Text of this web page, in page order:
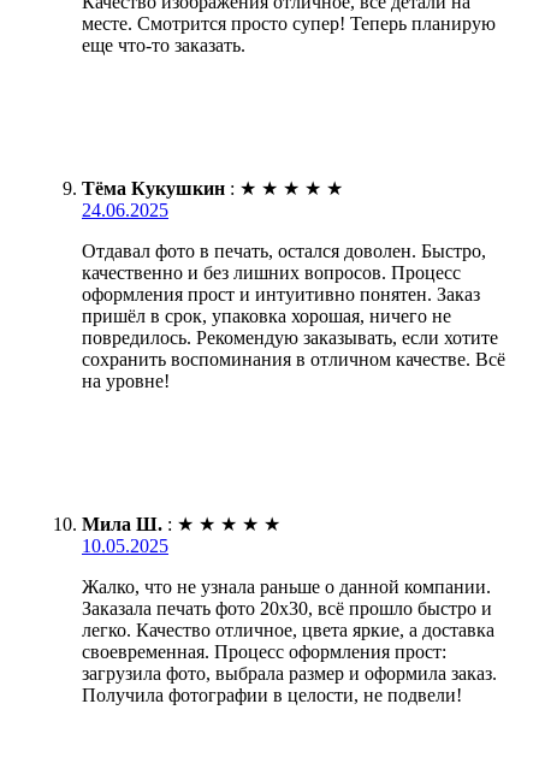
месте. Смотрится просто супер! Теперь планирую
еще что-то заказать.
Тёма Кукушкин : ★ ★ ★ ★ ★
24.06.2025
Отдавал фото в печать, остался доволен. Быстро,
качественно и без лишних вопросов. Процесс
оформления прост и интуитивно понятен. Заказ
пришёл в срок, упаковка хорошая, ничего не
повредилось. Рекомендую заказывать, если хотите
сохранить воспоминания в отличном качестве. Всё
на уровне!
Мила Ш. : ★ ★ ★ ★ ★
10.05.2025
Жалко, что не узнала раньше о данной компании.
Заказала печать фото 20х30, всё прошло быстро и
легко. Качество отличное, цвета яркие, а доставка
своевременная. Процесс оформления прост:
загрузила фото, выбрала размер и оформила заказ.
Получила фотографии в целости, не подвели!